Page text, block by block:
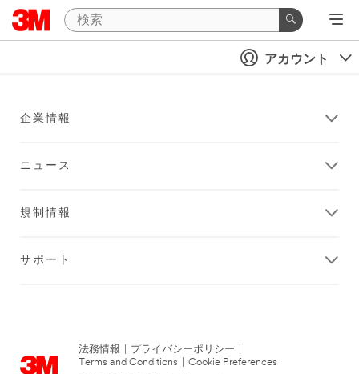
アカウント
企業情報
ニュース
規制情報
サポート
法務情報 プライバシーポリシー
Terms and Conditions
Cookie Preferences